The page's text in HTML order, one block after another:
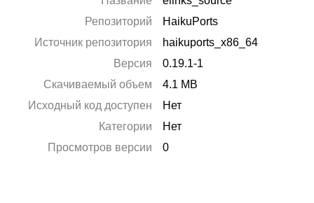
Репозиторий
HaikuPorts
Источник репозитория
haikuports_x86_64
Версия
0.19.1-1
Скачиваемый объем
4.1 MB
Исходный код доступен
Нет
Категории
Нет
Просмотров версии
0